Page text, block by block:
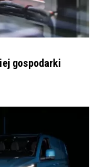
gospodarki